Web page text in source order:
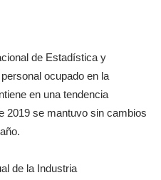
de Estadística y
ocupado en la
en una tendencia
2019 se mantuvo sin cambios
de la Industria